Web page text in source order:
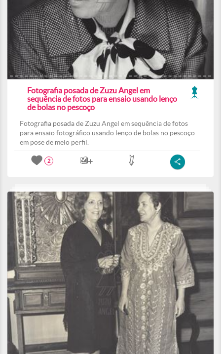
Fotografia posada de Zuzu Angel em
sequência de fotos para ensaio usando lenço
de bolas no pescoço
Fotografia posada de Zuzu Angel em sequência de fotos
para ensaio fotográfico usando lenço de bolas no pescoço
em pose de meio perfil.
2